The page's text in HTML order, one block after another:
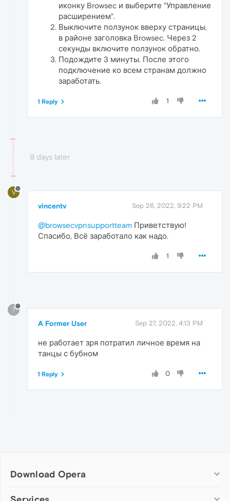
иконку Browsec и выберите "Управление
расширением".
Выключите ползунок вверху страницы,
в районе заголовка Browsec. Через 2
секунды включите ползунок обратно.
Подождите 3 минуты. После этого
подключение ко всем странам должно
заработать.
1
1 Reply
9 days later
V
vincentv Sep 26, 2022, 9:22 PM
@browsecvpnsupportteam Приветствую!
Спасибо, Всё заработало как надо.
1
?
A Former User Sep 27, 2022, 4:13 PM
не работает зря потратил личное время на
танцы с бубном
0
1 Reply
Download Opera
Computer browsers